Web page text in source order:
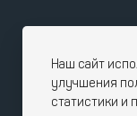
Наш сайт
улучшения
статистики и